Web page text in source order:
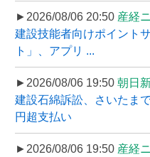
►2026/08/06 20:50 産経
建設技能者向けポイント
ト」、アプリ ...
►2026/08/06 19:50 朝日
建設石綿訴訟、さいたま
円超支払い
►2026/08/06 19:50 産経